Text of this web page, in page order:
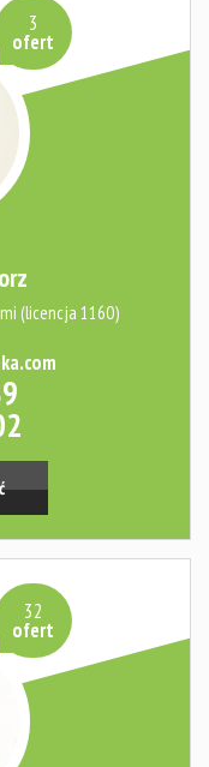
3
ofert
(licencja 1160)
32
ofert